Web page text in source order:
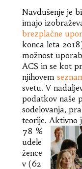
Navdušenje je
imajo
brezplačne
konca leta
možnost
ACS in se kot
njihovem
svetu. V
podatkov naše
sodelovanja,
teorije. Aktivno
78 %
udele
žence
v (62